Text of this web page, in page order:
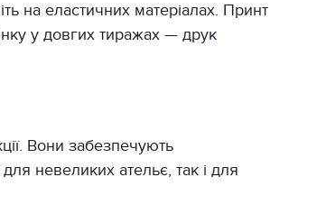
на еластичних матеріалах. Принт
у довгих тиражах — друк
Вони забезпечують
невеликих ательє, так і для